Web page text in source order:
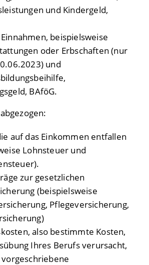
und Kindergeld,
beispielsweise
oder Erbschaften (nur
und
BAföG.
auf das Einkommen entfallen
Lohnsteuer und
zur gesetzlichen
(beispielsweise
Pflegeversicherung,
also bestimmte Kosten,
Ihres Berufs verursacht,